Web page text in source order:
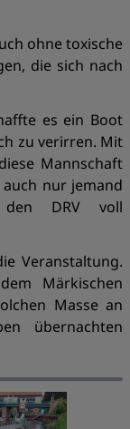
ohne toxische
die sich nach
es ein Boot
zu verirren. Mit
Mannschaft
nur jemand
den DRV voll
Veranstaltung.
Märkischen
Masse an
übernachten